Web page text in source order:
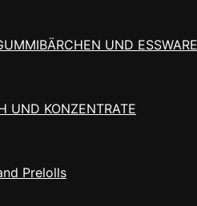
UND
UND KONZENTRATE
Prelolls